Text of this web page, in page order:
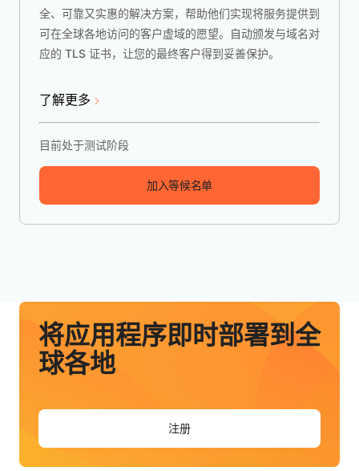
全、可靠又实惠的解决方案，帮助他们实现将服务提供到
可在全球各地访问的客户虚域的愿望。自动颁发与域名对
应的 TLS 证书，让您的最终客户得到妥善保护。
了解更多
目前处于测试阶段
加入等候名单
将应用程序即时部署到全
球各地
注册